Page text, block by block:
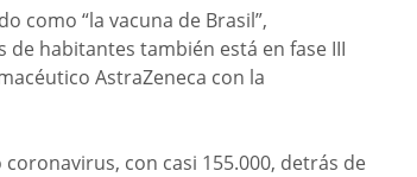
como “la vacuna de Brasil”,
habitantes también está en fase III
AstraZeneca con la
con casi 155.000, detrás de